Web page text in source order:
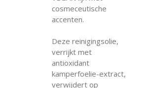
cosmeceutische
accenten.
Deze reinigingsolie,
verrijkt met
antioxidant
kamperfoelie-extract,
verwijdert op